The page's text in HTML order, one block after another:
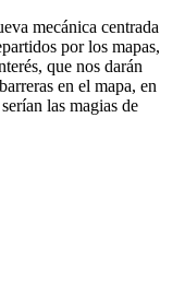
mecánica centrada
por los mapas,
que nos darán
en el mapa, en
las magias de